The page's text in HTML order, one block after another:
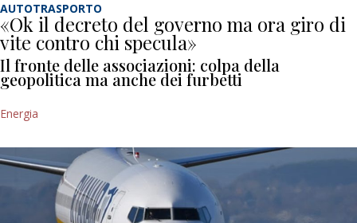
AUTOTRASPORTO
«Ok il decreto del governo ma ora giro di
vite contro chi specula»
Il fronte delle associazioni: colpa della
geopolitica ma anche dei furbetti
Energia